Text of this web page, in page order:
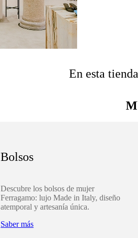
En esta
Bolsos
Descubre los bolsos de mujer
Ferragamo: lujo Made in Italy, diseño
atemporal y artesanía única.
Saber más